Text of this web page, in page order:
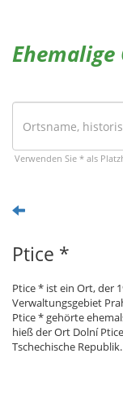
Verwenden Sie * als
Ptice *
Ptice * ist ein Ort, der
Verwaltungsgebiet
Ptice * gehörte
hieß der Ort Dolní
Tschechische Republik.